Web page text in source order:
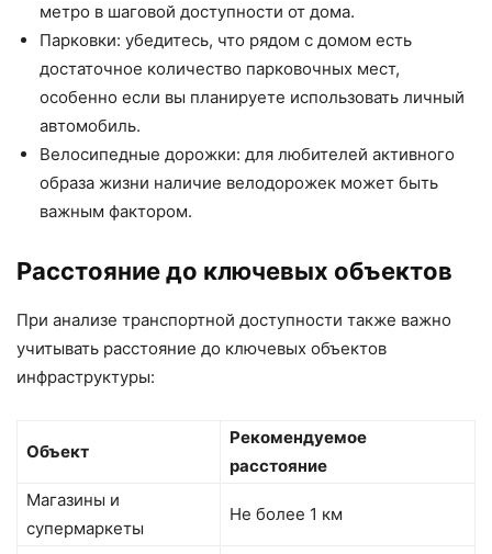
метро в шаговой доступности от дома.
Парковки: убедитесь, что рядом с домом есть
достаточное количество парковочных мест,
особенно если вы планируете использовать личный
автомобиль.
Велосипедные дорожки: для любителей активного
образа жизни наличие велодорожек может быть
важным фактором.
Расстояние до ключевых объектов
При анализе транспортной доступности также важно
учитывать расстояние до ключевых объектов
инфраструктуры:
Объект
Рекомендуемое
расстояние
Магазины и
супермаркеты
Не более 1 км